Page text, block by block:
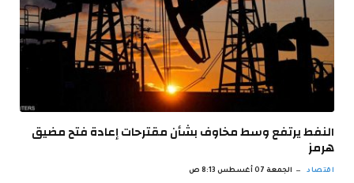
النفط يرتفع وسط مخاوف بشأن مقترحات إعادة فتح مضيق
هرمز
اقتصاد الجمعة 07 أغسطس 8:13 ص